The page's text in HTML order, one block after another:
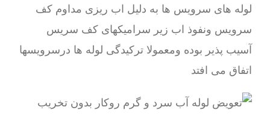
لوله های سرویس ها به دلیل اب ریزی مداوم کف
سرویس ونفوذ اب زیر سرامیکهای کف سریس
آسیب پذیر بوده ومعمولا ترکیدگی لوله ها درسرویسها
اتفاق می افتد